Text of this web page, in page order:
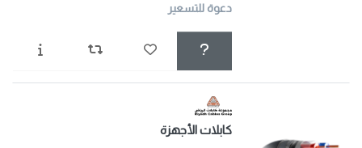
دعوة للتسعير
كابلات الأجهزة